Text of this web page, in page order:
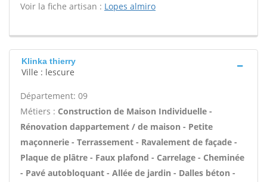
Voir la fiche artisan : Lopes almiro
Klinka thierry
Ville : lescure
Département: 09
Métiers : Construction de Maison Individuelle -
Rénovation dappartement / de maison - Petite
maçonnerie - Terrassement - Ravalement de façade -
Plaque de plâtre - Faux plafond - Carrelage - Cheminée
- Pavé autobloquant - Allée de jardin - Dalles béton -